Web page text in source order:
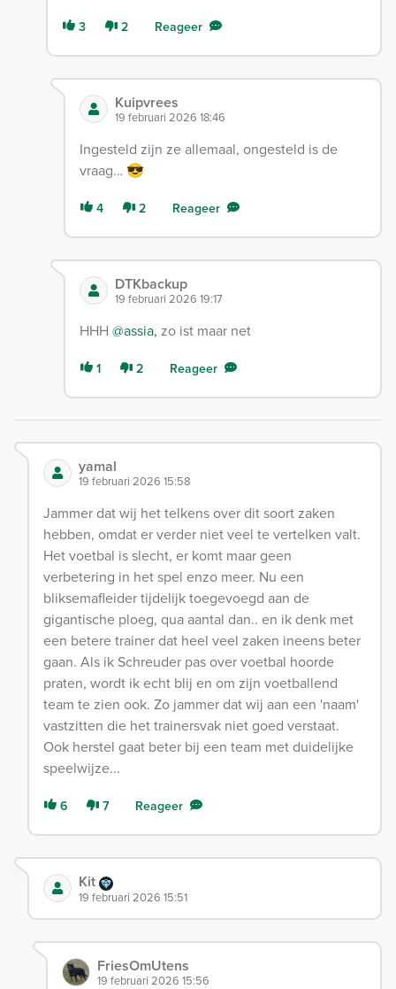
3 2 Reageer
Kuipvrees
19 februari 2026 18:46
Ingesteld zijn ze allemaal, ongesteld is de
vraag… 😎
4 2 Reageer
DTKbackup
19 februari 2026 19:17
HHH @assia, zo ist maar net
1 2 Reageer
yamal
19 februari 2026 15:58
Jammer dat wij het telkens over dit soort zaken
hebben, omdat er verder niet veel te vertelken valt.
Het voetbal is slecht, er komt maar geen
verbetering in het spel enzo meer. Nu een
bliksemafleider tijdelijk toegevoegd aan de
gigantische ploeg, qua aantal dan.. en ik denk met
een betere trainer dat heel veel zaken ineens beter
gaan. Als ik Schreuder pas over voetbal hoorde
praten, wordt ik echt blij en om zijn voetballend
team te zien ook. Zo jammer dat wij aan een 'naam'
vastzitten die het trainersvak niet goed verstaat.
Ook herstel gaat beter bij een team met duidelijke
speelwijze...
6 7 Reageer
Kit
19 februari 2026 15:51
FriesOmUtens
19 februari 2026 15:56